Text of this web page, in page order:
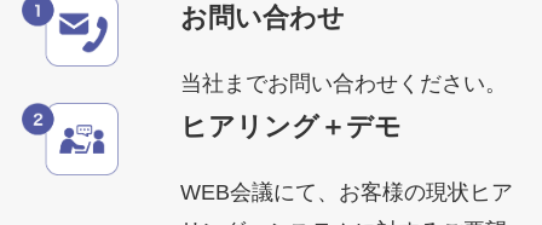
お問い合わせ
当社までお問い合わせください。
ヒアリング＋デモ
WEB会議にて、お客様の現状ヒア